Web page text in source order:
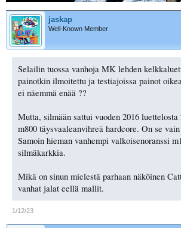
jaskap
Well-Known Member
Selailin tuossa vanhoja MK lehden
painotkin ilmoitettu ja testiajoissa painot
ei näemmä enää ??
Mutta, silmään sattui vuoden 2016
m800 täysvaaleanvihreä hardcore. On se
Samoin hieman vanhempi valkoisenoranssi
silmäkarkkia.
Mikä on sinun mielestä parhaan näköinen
vanhat jalat eellä mallit.
1/12/23